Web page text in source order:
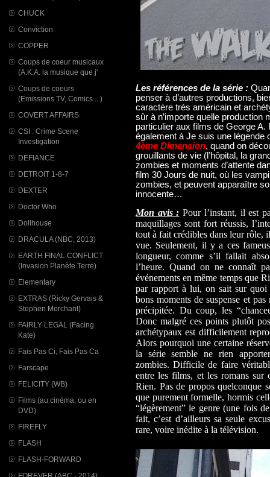
CHUCK
Conviction
COPPER
Coups de coeur musicaux
(A.K.A. la musique que j'
Coups de coeurs
(Emissions TV, Comics... )
COVERT AFFAIRS
CSI : Crime Scene
Investigation
DEFIANCE
DETROIT 1-8-7
DEXTER
Doctor Who
Dollhouse
DRACULA (NBC, 2013)
EARTH FINAL CONFLICT
(Invasion Planète Terre)
Elementary
EXTRAS (Ricky Gervais &
Stephen Merchant)
FAIRLY LEGAL (Facing
Kate)
Fais Pas Ci, Fais Pas Ca
Farscape
FELICITY (WB)
Films (au cinéma, ou en
DVD)
FIREFLY
FLASH
FLASH-FORWARD
Les références de la série :
penser à d’autres productions,
caractère très américain et
sûr à n’importe quelle production
particulier aux films de George A.
également à Je suis une légende
4ème Dimension, quand on
grouillants de vie (l’hôpital, la
zombies et moments d’attente
film 30 Jours de nuit, où les
zombies, et peuvent apparaître
innocente…
Mon avis : Pour l’instant, il est
maquillages sont fort réussis,
tout à fait crédibles dans leur rôle,
vue. Seulement, il y a ces
longueur, comme s’il fallait
l’heure. Quand on ne connaît
événements en même temps que
par rapport à lui, on sait sur
bons moments de suspense et
précipitée. Du coup, les
Donc malgré ces points plutôt
archétypaux est difficilement
Alors pourquoi une certaine
la série semble ne rien
zombies. Difficile de faire
entre les films, et les romans sur
Rien. Pas de propos quelconque
que purement formelle, hormis
“légèrement” le genre (une fois
fait, c’est d’ailleurs sa seule
rare, voire inédite à la télévision.